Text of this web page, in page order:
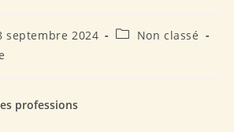
septembre 2024
Non classé
professions